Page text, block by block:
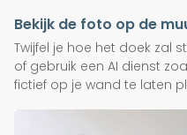
Bekijk de foto op de
Twijfel je hoe het doek zal
of gebruik een AI dienst
fictief op je wand te laten